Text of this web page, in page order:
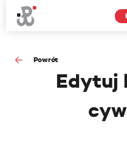
Powrót
Edytuj